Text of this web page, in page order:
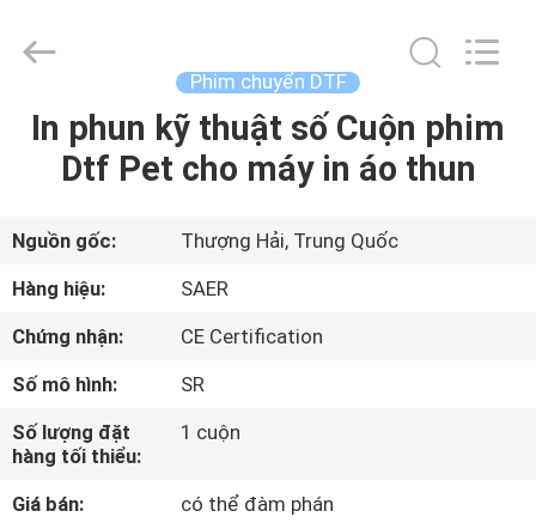
NHÀ
PHẨM
VIDEO
VỀ
CHÚNG
TÔI
Shanghai
Color
Phim chuyển DTF
In phun kỹ thuật số Cuộn phim
Dtf Pet cho máy in áo thun
Nguồn gốc:
Thượng Hải, Trung Quốc
Hàng hiệu:
SAER
Chứng nhận:
CE Certification
Số mô hình:
SR
Số lượng đặt
hàng tối thiểu:
1 cuộn
Giá bán:
có thể đàm phán